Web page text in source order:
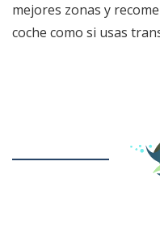
mejores zonas y
coche como si usas